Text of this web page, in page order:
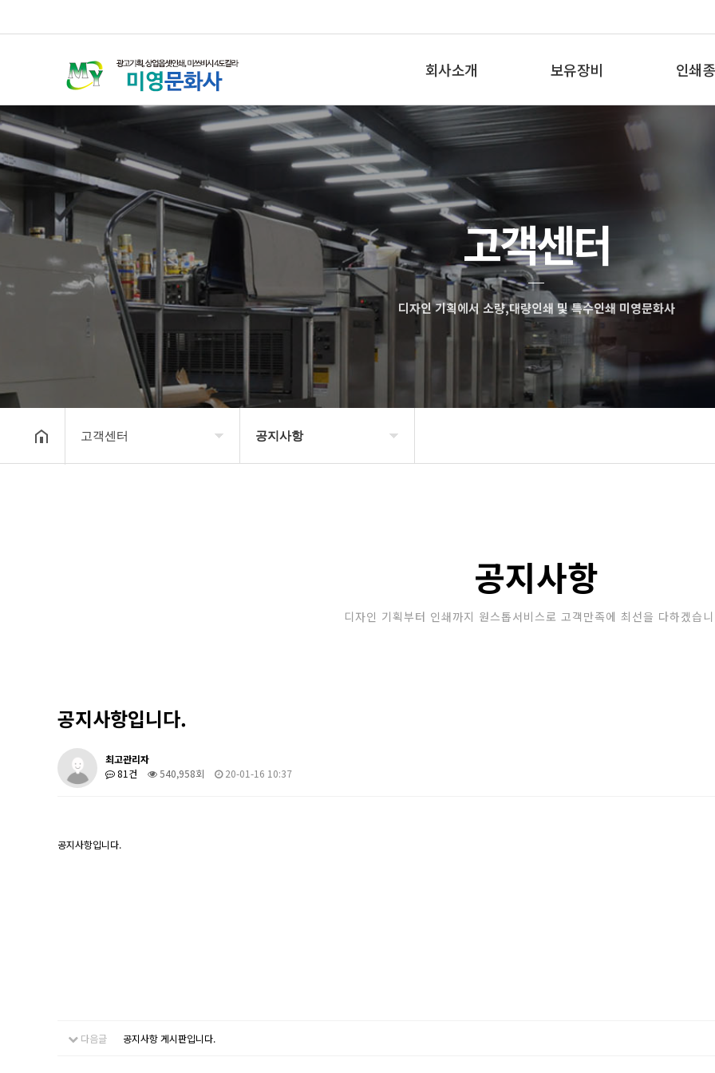
회사소개
인사말
보유장비 인쇄
고객센터
디자인 기획에서 소량,대량인쇄 및 특수인쇄 미영문화사
고객센터 공지사항
공지사항
디자인 기획부터 인쇄까지 원스톱서비스로 고객만족에 최선을 다하겠습
공지사항입니다.
최고관리자
81건
540,958회 20-01-16 10:37
공지사항입니다.
다음글 공지사항 게시판입니다.